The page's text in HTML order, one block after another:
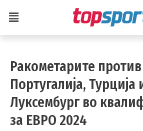
Ракометарите против
Португалија,
Луксембург во
за ЕВРО 2024